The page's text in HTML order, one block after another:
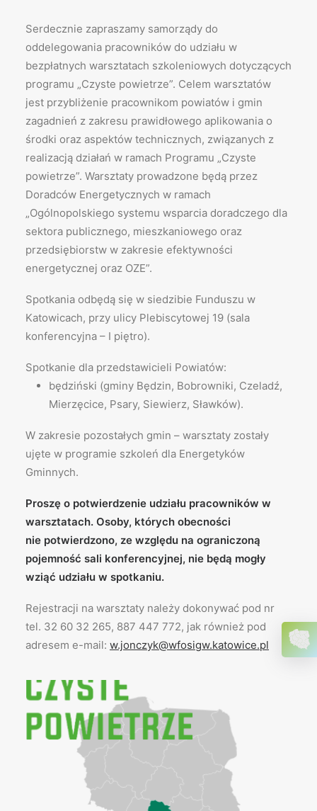
Serdecznie zapraszamy samorządy do
oddelegowania pracowników do udziału w
bezpłatnych warsztatach szkoleniowych dotyczących
programu „Czyste powietrze”. Celem warsztatów
jest przybliżenie pracownikom powiatów i gmin
zagadnień z zakresu prawidłowego aplikowania o
środki oraz aspektów technicznych, związanych z
realizacją działań w ramach Programu „Czyste
powietrze”. Warsztaty prowadzone będą przez
Doradców Energetycznych w ramach
„Ogólnopolskiego systemu wsparcia doradczego dla
sektora publicznego, mieszkaniowego oraz
przedsiębiorstw w zakresie efektywności
energetycznej oraz OZE”.
Spotkania odbędą się w siedzibie Funduszu w
Katowicach, przy ulicy Plebiscytowej 19 (sala
konferencyjna – I piętro).
Spotkanie dla przedstawicieli Powiatów:
będziński (gminy Będzin, Bobrowniki, Czeladź,
Mierzęcice, Psary, Siewierz, Sławków).
W zakresie pozostałych gmin – warsztaty zostały
ujęte w programie szkoleń dla Energetyków
Gminnych.
Proszę o potwierdzenie udziału pracowników w
warsztatach. Osoby, których obecności
nie potwierdzono, ze względu na ograniczoną
pojemność sali konferencyjnej, nie będą mogły
wziąć udziału w spotkaniu.
Rejestracji na warsztaty należy dokonywać pod nr
tel. 32 60 32 265, 887 447 772, jak również pod
adresem e-mail: w.jonczyk@wfosigw.katowice.pl